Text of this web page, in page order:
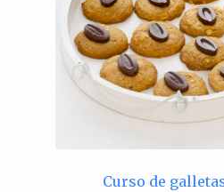
Curso de